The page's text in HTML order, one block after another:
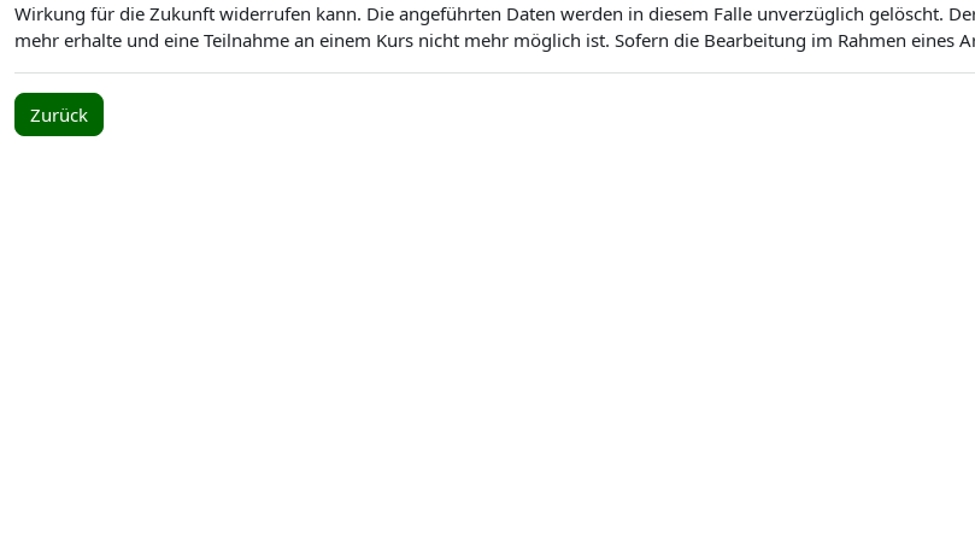
Wirkung für die Zukunft widerrufen kann. Die angeführten Daten werden in diesem Falle unverzüglich gelöscht.
mehr erhalte und eine Teilnahme an einem Kurs nicht mehr möglich ist. Sofern die Bearbeitung im Rahmen eines
Zurück